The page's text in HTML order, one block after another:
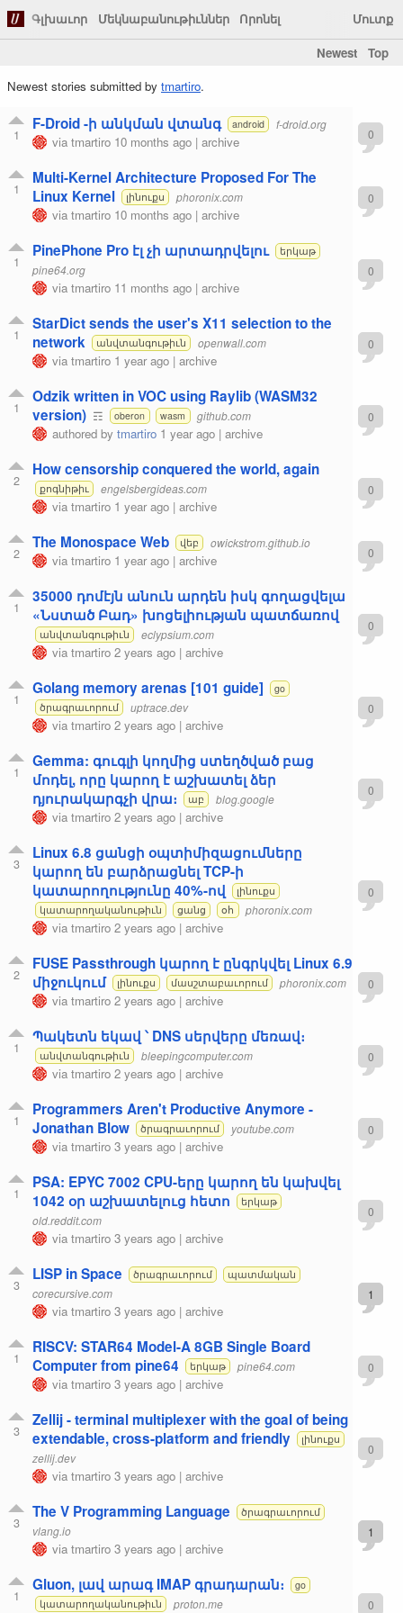
Գլխաւոր Մեկնաբանութիւններ Որոնել
Մուտք
Newest
Top
Newest stories submitted by tmartiro.
1
F-Droid -ի անկման վտանգ android f-droid.org
via tmartiro 10 months ago | archive 0
1
Multi-Kernel Architecture Proposed For The
Linux Kernel
լինուքս phoronix.com
via tmartiro 10 months ago | archive
0
1
PinePhone Pro էլ չի արտադրվելու երկաթ
pine64.org
via tmartiro 11 months ago | archive
0
1
StarDict sends the user's X11 selection to the
network
անվտանգութիւն openwall.com
via tmartiro 1 year ago | archive
0
1
Odzik written in VOC using Raylib (WASM32
version) ☶ oberon wasm github.com
authored by tmartiro 1 year ago | archive
0
2
How censorship conquered the world, again
քոգնիթիւ engelsbergideas.com
via tmartiro 1 year ago | archive
0
2
The Monospace Web վեբ owickstrom.github.io
via tmartiro 1 year ago | archive 0
1
35000 դոմէյն անուն արդեն իսկ գողացվելա
«Նստած Բադ» խոցելիության պատճառով
անվտանգութիւն eclypsium.com
via tmartiro 2 years ago | archive
0
1
Golang memory arenas [101 guide]
go
ծրագրաւորում
uptrace.dev
via tmartiro 2 years ago | archive
0
1
Gemma: գուգլի կողմից ստեղծված բաց
մոդել, որը կարող է աշխատել ձեր
դյուրակարգչի վրա։
աբ blog.google
via tmartiro 2 years ago | archive
0
3
Linux 6.8 ցանցի օպտիմիզացումները
կարող են բարձրացնել TCP-ի
կատարողությունը 40%-ով
լինուքս
կատարողականութիւն
ցանց օհ phoronix.com
via tmartiro 2 years ago | archive
0
2
FUSE Passthrough կարող է ընգրկվել Linux 6.9
միջուկում
լինուքս մասշտաբաւորում phoronix.com
via tmartiro 2 years ago | archive
0
1
Պակետն եկավ ՝ DNS սերվերը մեռավ։
անվտանգութիւն bleepingcomputer.com
via tmartiro 2 years ago | archive
0
1
Programmers Aren't Productive Anymore -
Jonathan Blow
ծրագրաւորում youtube.com
via tmartiro 3 years ago | archive
0
1
PSA: EPYC 7002 CPU-երը կարող են կախվել
1042 օր աշխատելուց հետո
երկաթ
old.reddit.com
via tmartiro 3 years ago | archive
0
3
LISP in Space ծրագրաւորում պատմական
corecursive.com
via tmartiro 3 years ago | archive
1
1
RISCV: STAR64 Model-A 8GB Single Board
Computer from pine64
երկաթ pine64.com
via tmartiro 3 years ago | archive
0
3
Zellij - terminal multiplexer with the goal of being
extendable, cross-platform and friendly
լինուքս
zellij.dev
via tmartiro 3 years ago | archive
0
3
The V Programming Language ծրագրաւորում
vlang.io
via tmartiro 3 years ago | archive
1
1
Gluon, լավ արագ IMAP գրադարան։
go
կատարողականութիւն
proton.me 0